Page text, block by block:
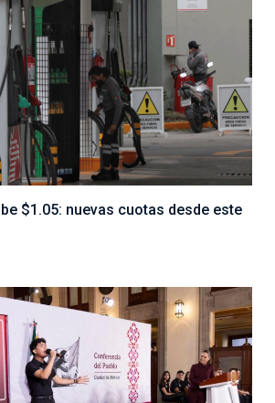
$1.05: nuevas cuotas desde este